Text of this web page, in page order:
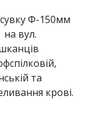
Ф-150мм
вул.
та
крові.